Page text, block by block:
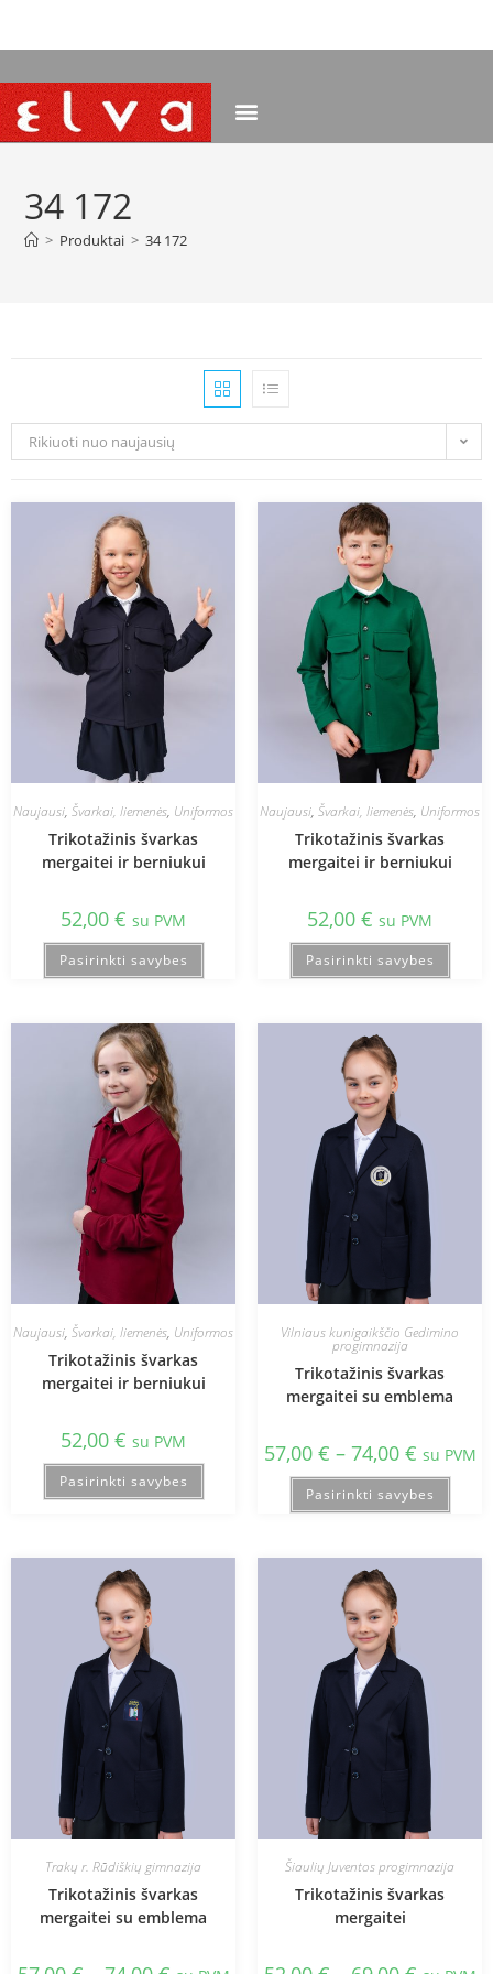
34 172
> Produktai > 34 172
Rikiuoti nuo naujausių
Naujausi, Švarkai, liemenės, Uniformos
Trikotažinis švarkas
mergaitei ir berniukui
52,00 € su PVM
Pasirinkti savybes
Naujausi, Švarkai, liemenės, Uniformos
Trikotažinis švarkas
mergaitei ir berniukui
52,00 € su PVM
Pasirinkti savybes
Naujausi, Švarkai, liemenės, Uniformos
Trikotažinis švarkas
mergaitei ir berniukui
52,00 € su PVM
Pasirinkti savybes
Vilniaus kunigaikščio Gedimino
progimnazija
Trikotažinis švarkas
mergaitei su emblema
57,00 € – 74,00 € su PVM
Pasirinkti savybes
Trakų r. Rūdiškių gimnazija
Trikotažinis švarkas
mergaitei su emblema
Šiaulių Juventos progimnazija
Trikotažinis švarkas
mergaitei